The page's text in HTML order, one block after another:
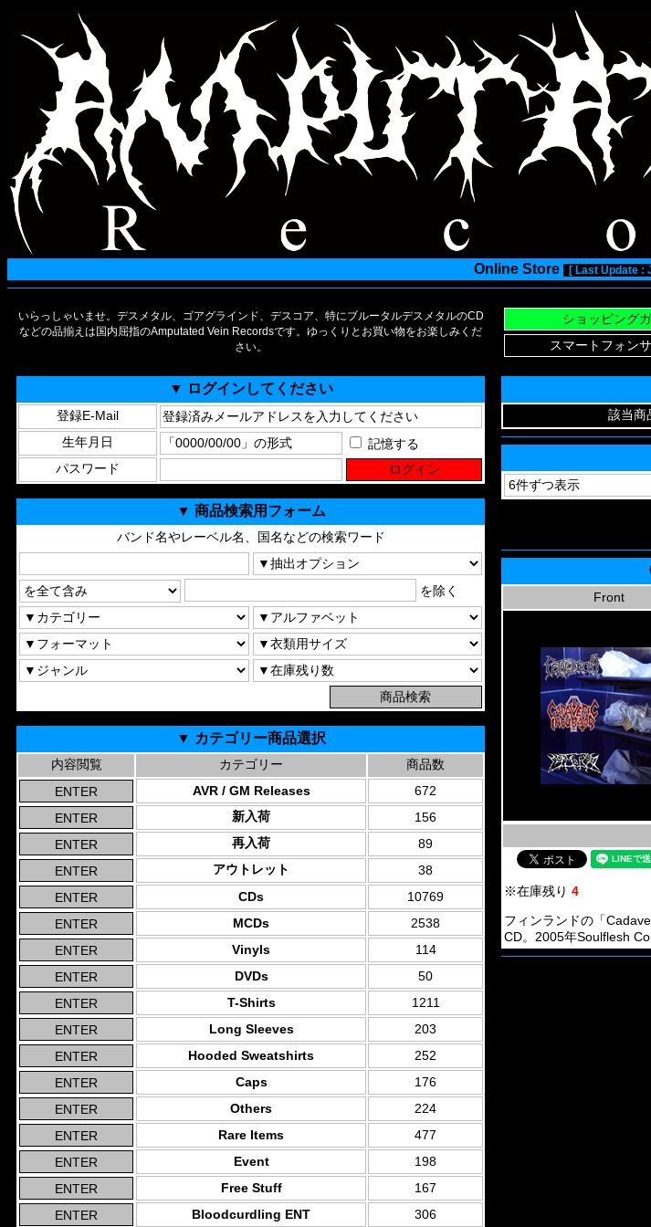
Online Store [ Last Update :
いらっしゃいませ。デスメタル、ゴアグラインド、デスコア、特にブルータルデスメタルのCD
などの品揃えは国内屈指のAmputated Vein Recordsです。ゆっくりとお買い物をお楽しみくだ
さい。
▼ ログインしてください
登録E-Mail
生年月日
記憶する
パスワード
▼ 商品検索用フォーム
バンド名やレーベル名、国名などの検索ワード
を除く
▼ カテゴリー商品選択
内容閲覧 カテゴリー
商品数
AVR / GM Releases
672
新入荷
156
再入荷
89
アウトレット
38
CDs
10769
MCDs
2538
Vinyls
114
DVDs
50
T-Shirts
1211
Long Sleeves
203
Hooded Sweatshirts
252
Caps
176
Others
224
Rare Items
477
Event
198
Free Stuff
167
Bloodcurdling ENT
306
該当商
Front
※在庫残り 4
フィンランドの「
CD。2005年Soulflesh